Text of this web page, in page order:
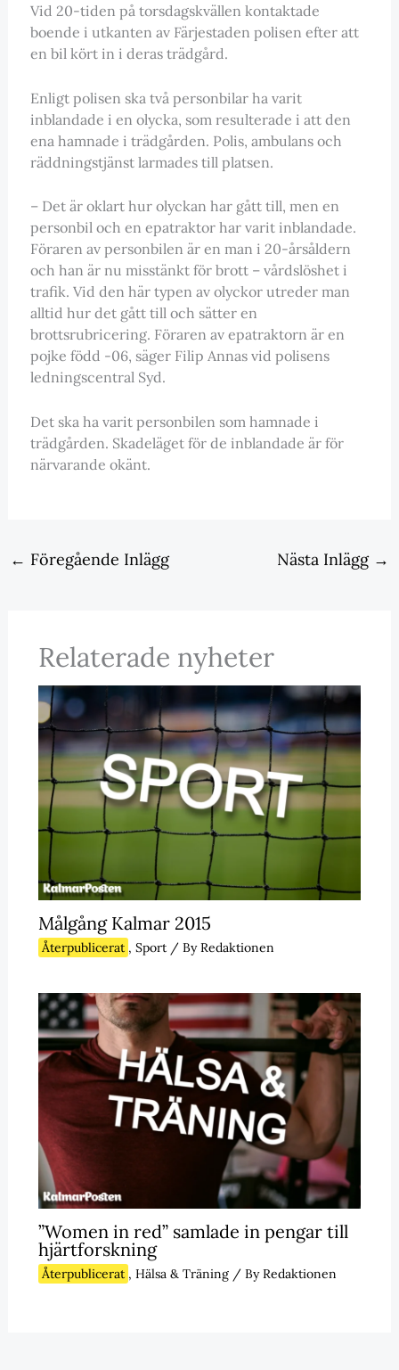
Vid 20-tiden på torsdagskvällen kontaktade
boende i utkanten av Färjestaden polisen efter att
en bil kört in i deras trädgård.
Enligt polisen ska två personbilar ha varit
inblandade i en olycka, som resulterade i att den
ena hamnade i trädgården. Polis, ambulans och
räddningstjänst larmades till platsen.
– Det är oklart hur olyckan har gått till, men en
personbil och en epatraktor har varit inblandade.
Föraren av personbilen är en man i 20-årsåldern
och han är nu misstänkt för brott – vårdslöshet i
trafik. Vid den här typen av olyckor utreder man
alltid hur det gått till och sätter en
brottsrubricering. Föraren av epatraktorn är en
pojke född -06, säger Filip Annas vid polisens
ledningscentral Syd.
Det ska ha varit personbilen som hamnade i
trädgården. Skadeläget för de inblandade är för
närvarande okänt.
← Föregående Inlägg Nästa Inlägg →
Relaterade nyheter
Målgång Kalmar 2015
Återpublicerat , Sport/ ByRedaktionen
”Women in red” samlade in pengar till
hjärtforskning
Återpublicerat , Hälsa & Träning/ ByRedaktionen